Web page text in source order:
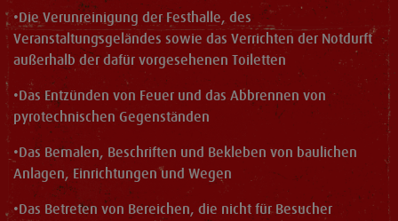
•Die Verunreinigung der Festhalle, des
Veranstaltungsgeländes sowie das Verrichten der Notdurft
außerhalb der dafür vorgesehenen Toiletten
•Das Entzünden von Feuer und das Abbrennen von
pyrotechnischen Gegenständen
•Das Bemalen, Beschriften und Bekleben von baulichen
Anlagen, Einrichtungen und Wegen
•Das Betreten von Bereichen, die nicht für Besucher